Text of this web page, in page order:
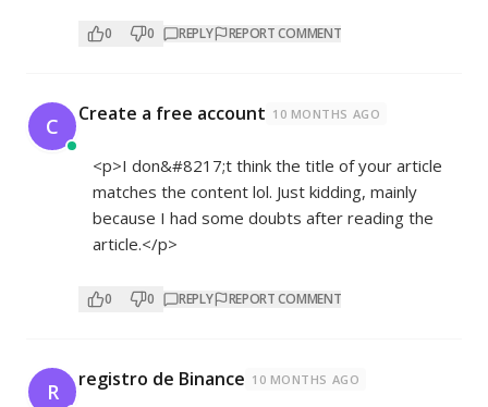
0 0 REPLY REPORT COMMENT
C Create a free account 10 MONTHS AGO
<p>I don&#8217;t think the title of your article
matches the content lol. Just kidding, mainly
because I had some doubts after reading the
article.</p>
0 0 REPLY REPORT COMMENT
R registro de Binance 10 MONTHS AGO